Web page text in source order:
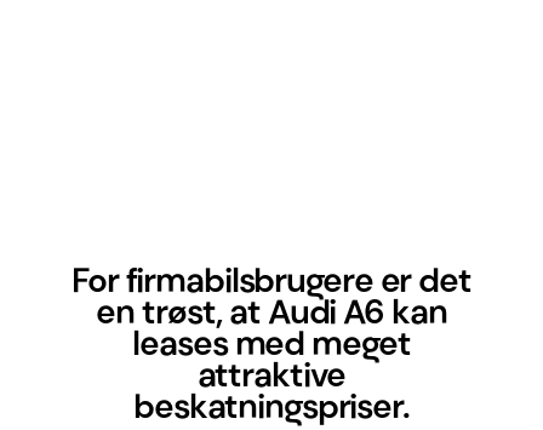
For firmabilsbrugere er det
en trøst, at Audi A6 kan
leases med meget
attraktive
beskatningspriser.